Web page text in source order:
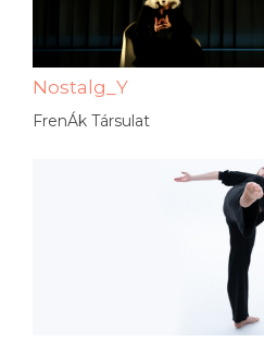
Nostalg_Y
FrenÁk Társulat